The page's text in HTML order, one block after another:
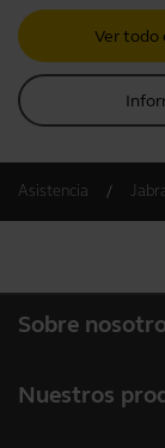
Ver todo
Asistencia
Sobre
Nuestros